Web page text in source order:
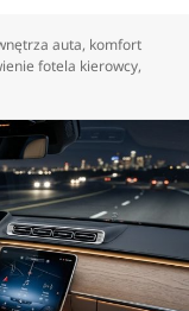
auta, komfort
fotela kierowcy,